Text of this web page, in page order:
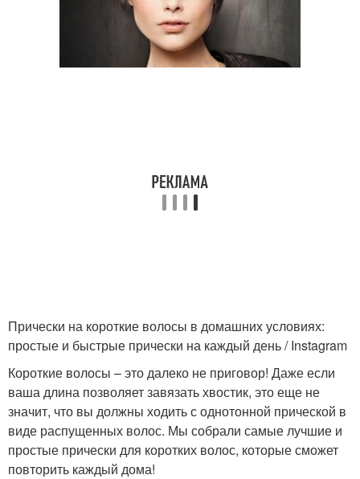
Прически на короткие волосы в домашних условиях:
простые и быстрые прически на каждый день / Instagram
Короткие волосы – это далеко не приговор! Даже если
ваша длина позволяет завязать хвостик, это еще не
значит, что вы должны ходить с однотонной прической в
виде распущенных волос. Мы собрали самые лучшие и
простые прически для коротких волос, которые сможет
повторить каждый дома!